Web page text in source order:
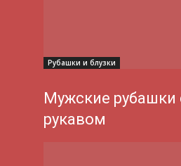
Рубашки и блузки
Мужские
рукавом